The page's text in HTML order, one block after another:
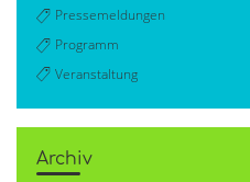
Pressemeldungen
Programm
Veranstaltung
Archiv